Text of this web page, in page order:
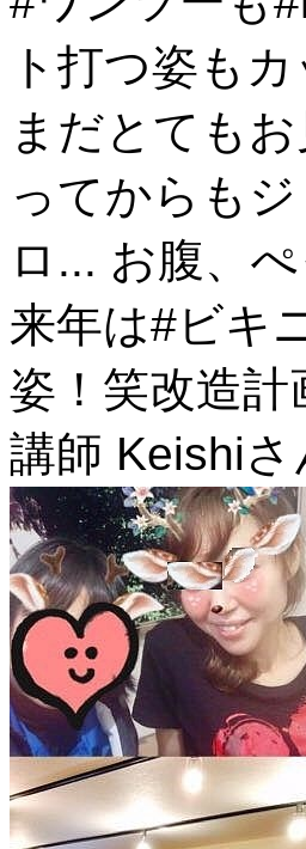
ト打つ姿も
まだとても
ってからも
ロ... お腹、
来年は#ビキ
姿！笑改造計
講師 Keishi